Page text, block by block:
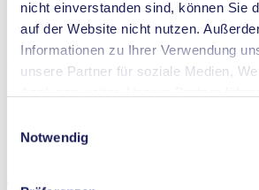
nicht einverstanden sind, können Sie
auf der Website nicht nutzen.
Informationen zu Ihrer Verwendung
unsere Partner für soziale Medien,
zusammen, die Sie ihnen
sie im Rahmen Ihrer Nutzung der
haben. Sie können Ihre Einwilligung
Notwendig